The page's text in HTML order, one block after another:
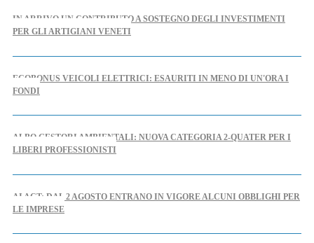
IN ARRIVO UN CONTRIBUTO A SOSTEGNO DEGLI INVESTIMENTI
PER GLI ARTIGIANI VENETI
ECOBONUS VEICOLI ELETTRICI: ESAURITI IN MENO DI UN'ORA I
FONDI
ALBO GESTORI AMBIENTALI: NUOVA CATEGORIA 2-QUATER PER I
LIBERI PROFESSIONISTI
AI ACT: DAL 2 AGOSTO ENTRANO IN VIGORE ALCUNI OBBLIGHI PER
LE IMPRESE